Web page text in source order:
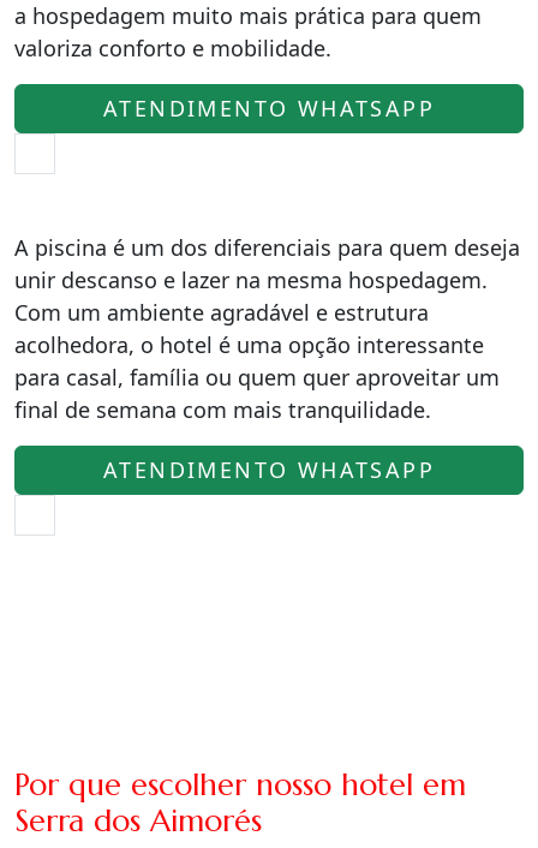
a hospedagem muito mais prática para quem
valoriza conforto e mobilidade.
ATENDIMENTO WHATSAPP
A piscina é um dos diferenciais para quem deseja
unir descanso e lazer na mesma hospedagem.
Com um ambiente agradável e estrutura
acolhedora, o hotel é uma opção interessante
para casal, família ou quem quer aproveitar um
final de semana com mais tranquilidade.
ATENDIMENTO WHATSAPP
Por que escolher nosso hotel em
Serra dos Aimorés